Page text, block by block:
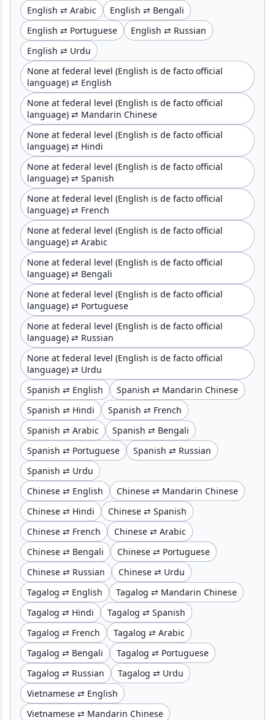
English ⇄ Arabic
English ⇄ Bengali
English ⇄ Portuguese
English ⇄ Russian
English ⇄ Urdu
None at federal level (English is de facto official
language) ⇄ English
None at federal level (English is de facto official
language) ⇄ Mandarin Chinese
None at federal level (English is de facto official
language) ⇄ Hindi
None at federal level (English is de facto official
language) ⇄ Spanish
None at federal level (English is de facto official
language) ⇄ French
None at federal level (English is de facto official
language) ⇄ Arabic
None at federal level (English is de facto official
language) ⇄ Bengali
None at federal level (English is de facto official
language) ⇄ Portuguese
None at federal level (English is de facto official
language) ⇄ Russian
None at federal level (English is de facto official
language) ⇄ Urdu
Spanish ⇄ English
Spanish ⇄ Mandarin Chinese
Spanish ⇄ Hindi
Spanish ⇄ French
Spanish ⇄ Arabic
Spanish ⇄ Bengali
Spanish ⇄ Portuguese
Spanish ⇄ Russian
Spanish ⇄ Urdu
Chinese ⇄ English
Chinese ⇄ Mandarin Chinese
Chinese ⇄ Hindi
Chinese ⇄ Spanish
Chinese ⇄ French
Chinese ⇄ Arabic
Chinese ⇄ Bengali
Chinese ⇄ Portuguese
Chinese ⇄ Russian
Chinese ⇄ Urdu
Tagalog ⇄ English
Tagalog ⇄ Mandarin Chinese
Tagalog ⇄ Hindi
Tagalog ⇄ Spanish
Tagalog ⇄ French
Tagalog ⇄ Arabic
Tagalog ⇄ Bengali
Tagalog ⇄ Portuguese
Tagalog ⇄ Russian
Tagalog ⇄ Urdu
Vietnamese ⇄ English
Vietnamese ⇄ Mandarin Chinese